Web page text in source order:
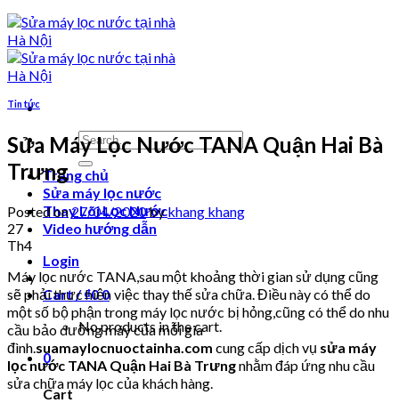
Search
for:
Trang chủ
Sửa máy lọc nước
Thay Lõi Lọc Nước
Video hướng dẫn
Login
Cart /₫00
No products in the cart.
0
Cart
Tin tức
Sửa Máy Lọc Nước TANA Quận Hai Bà
Trưng
Posted on27/04/2020bykhang khang
27
Th4
Máy lọc nước TANA,sau một khoảng thời gian sử dụng cũng
sẽ phải thực hiện việc thay thế sửa chữa. Điều này có thể do
một số bộ phận trong máy lọc nước bị hỏng,cũng có thể do nhu
cầu bảo dưỡng máy của mỗi gia
đình.suamaylocnuoctainha.com cung cấp dịch vụ sửa máy
lọc nước TANA Quận Hai Bà Trưngnhằm đáp ứng nhu cầu
sửa chữa máy lọc của khách hàng.